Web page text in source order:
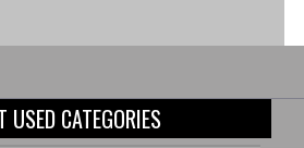
USED CATEGORIES